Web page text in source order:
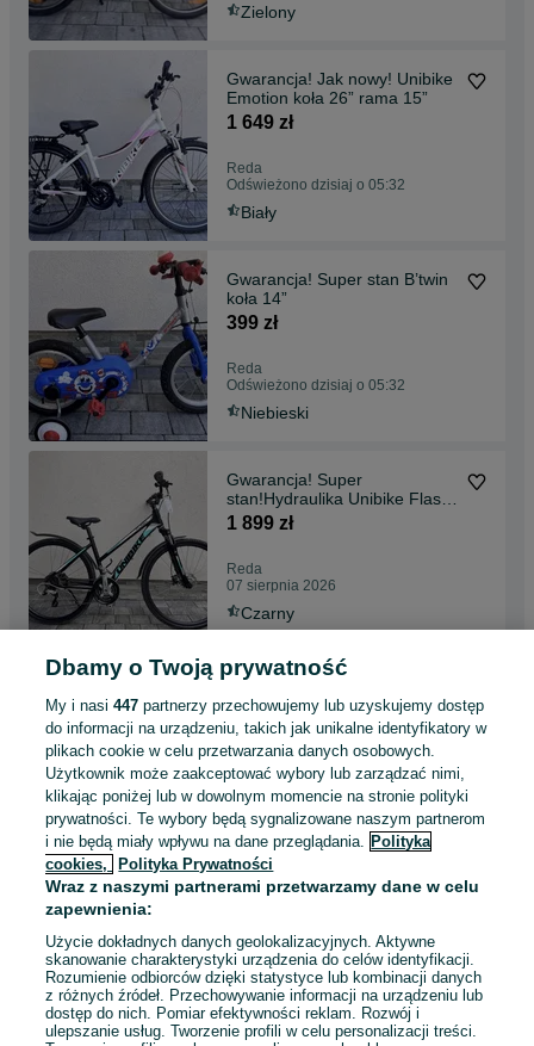
Zielony
Gwarancja! Jak nowy! Unibike
Emotion koła 26” rama 15”
1 649 zł
Reda
Odświeżono dzisiaj o 05:32
Biały
Gwarancja! Super stan B’twin
koła 14”
399 zł
Reda
Odświeżono dzisiaj o 05:32
Niebieski
Gwarancja! Super
stan!Hydraulika Unibike Flash
koła 28” rama 17”
1 899 zł
Reda
07 sierpnia 2026
Czarny
Gwarancja! Jak nowy! Giant
ATX koła 26” rama 14”
1 299 zł
Reda
Odświeżono dnia 07 sierpnia 2026
Czerwony
Gwarancja! Super stan!
Unibike Prime koła 28” rama
Reda
Odświeżono dnia 07 sierpnia 2026
Biały
Dbamy o Twoją prywatność
My i nasi447 partnerzy przechowujemy lub uzyskujemy dostęp
do informacji na urządzeniu, takich jak unikalne identyfikatory w
plikach cookie w celu przetwarzania danych osobowych.
Użytkownik może zaakceptować wybory lub zarządzać nimi,
klikając poniżej lub w dowolnym momencie na stronie polityki
prywatności. Te wybory będą sygnalizowane naszym partnerom
i nie będą miały wpływu na dane przeglądania. Polityka
cookies,
Polityka Prywatności
Wraz z naszymi partnerami przetwarzamy dane w celu
zapewnienia:
Użycie dokładnych danych geolokalizacyjnych. Aktywne
skanowanie charakterystyki urządzenia do celów identyfikacji.
Rozumienie odbiorców dzięki statystyce lub kombinacji danych
z różnych źródeł. Przechowywanie informacji na urządzeniu lub
dostęp do nich. Pomiar efektywności reklam. Rozwój i
ulepszanie usług. Tworzenie profili w celu personalizacji treści.